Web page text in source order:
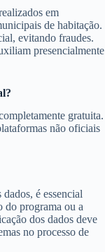
em
de habitação.
evitando fraudes.
presencialmente
gratuita.
não oficiais
é essencial
do programa ou a
dos dados deve
no processo de